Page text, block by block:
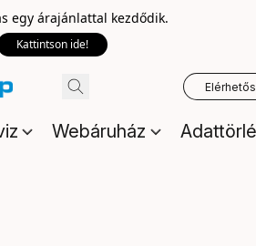
egy árajánlattal kezdődik.
Kattintson ide!
Webáruház